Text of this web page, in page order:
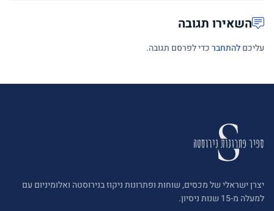
השאירו תגובה
עליכםלהתחברכדי לפרסם תגובה.
יצרן ישראלי של מכסים, שוחות ופתרונות ניקוז בנירוסטה ואלומיניום עם
למעלה מ-15 שנות ניסיון.